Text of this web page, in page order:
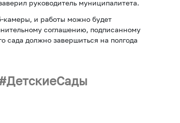
руководитель муниципалитета.
камеры, и работы можно будет
соглашению, подписанному
сада должно завершиться на полгода
ДетскиеСады